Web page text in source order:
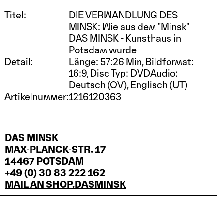
Titel:
DIE VERWANDLUNG DES
MINSK: Wie aus dem "Minsk"
DAS MINSK - Kunsthaus in
Potsdam wurde
Detail:
Länge: 57:26 Min, Bildformat:
16:9, Disc Typ: DVDAudio:
Deutsch (OV), Englisch (UT)
Artikelnummer:1216120363
DAS MINSK
MAX-PLANCK-STR. 17
14467 POTSDAM
+49 (0) 30 83 222 162
MAIL AN SHOP.DASMINSK